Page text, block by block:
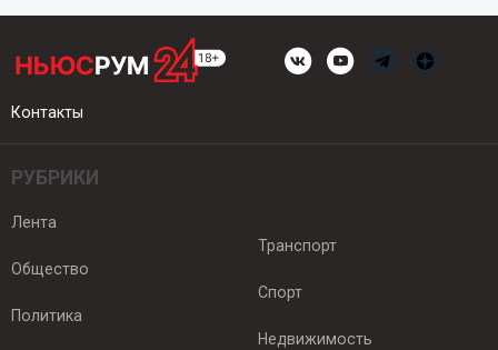
Контакты
РУБРИКИ
Лента
Общество
Политика
Транспорт
Спорт
Недвижимость